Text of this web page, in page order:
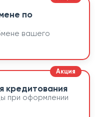
по
вашего
кредитования
при оформлении